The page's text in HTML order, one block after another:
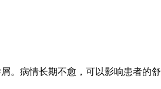
病情长期不愈，可以影响患者的